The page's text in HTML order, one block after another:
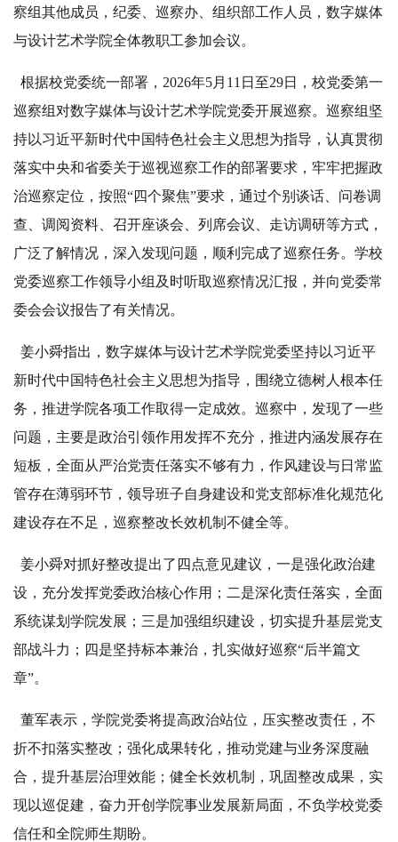
察组其他成员，纪委、巡察办、组织部工作人员，数字媒体
与设计艺术学院全体教职工参加会议。
根据校党委统一部署，2026年5月11日至29日，校党委第一
巡察组对数字媒体与设计艺术学院党委开展巡察。巡察组坚
持以习近平新时代中国特色社会主义思想为指导，认真贯彻
落实中央和省委关于巡视巡察工作的部署要求，牢牢把握政
治巡察定位，按照“四个聚焦”要求，通过个别谈话、问卷调
查、调阅资料、召开座谈会、列席会议、走访调研等方式，
广泛了解情况，深入发现问题，顺利完成了巡察任务。学校
党委巡察工作领导小组及时听取巡察情况汇报，并向党委常
委会会议报告了有关情况。
姜小舜指出，数字媒体与设计艺术学院党委坚持以习近平
新时代中国特色社会主义思想为指导，围绕立德树人根本任
务，推进学院各项工作取得一定成效。巡察中，发现了一些
问题，主要是政治引领作用发挥不充分，推进内涵发展存在
短板，全面从严治党责任落实不够有力，作风建设与日常监
管存在薄弱环节，领导班子自身建设和党支部标准化规范化
建设存在不足，巡察整改长效机制不健全等。
姜小舜对抓好整改提出了四点意见建议，一是强化政治建
设，充分发挥党委政治核心作用；二是深化责任落实，全面
系统谋划学院发展；三是加强组织建设，切实提升基层党支
部战斗力；四是坚持标本兼治，扎实做好巡察“后半篇文
章”。
董军表示，学院党委将提高政治站位，压实整改责任，不
折不扣落实整改；强化成果转化，推动党建与业务深度融
合，提升基层治理效能；健全长效机制，巩固整改成果，实
现以巡促建，奋力开创学院事业发展新局面，不负学校党委
信任和全院师生期盼。